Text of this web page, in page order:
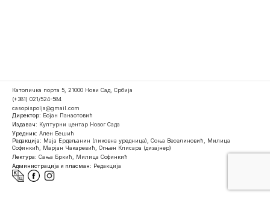
Католичка порта 5, 21000 Нови Сад, Србија
(+381) 021/524-584
casopispolja@gmail.com
Директор: Бојан Панаотовић
Издавач: Културни центар Новог Сада
Уредник: Ален Бешић
Редакција: Маја Ердељанин (ликовна уредница), Соња Веселиновић, Милица
Софинкић, Марјан Чакаревић, Огњен Клисара (дизајнер)
Лектура: Сања Бркић, Милица Софинкић
Администрација и пласман: Редакција